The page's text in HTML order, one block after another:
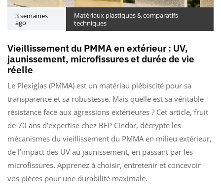
3 semaines
ago
Matériaux plastiques & comparatifs
techniques
Vieillissement du PMMA en extérieur : UV,
jaunissement, microfissures et durée de vie
réelle
Le Plexiglas (PMMA) est un matériau plébiscité pour sa
transparence et sa robustesse. Mais quelle est sa véritable
résistance face aux agressions extérieures ? Cet article, fruit
de 70 ans d’expertise chez BFP Cindar, décrypte les
mécanismes du vieillissement du PMMA en milieu extérieur,
de l’impact des UV au jaunissement, en passant par les
microfissures. Apprenez à choisir, entretenir et concevoir
vos pièces pour une durabilité maximale.